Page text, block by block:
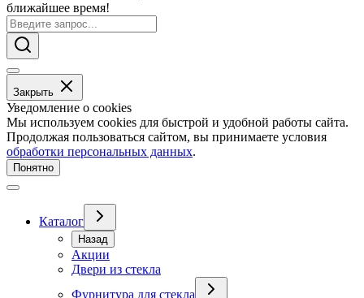
ближайшее время!
Закрыть
Уведомление о cookies
Мы используем cookies для быстрой и удобной работы сайта.
Продолжая пользоваться сайтом, вы принимаете условия
обработки персональных данных.
Понятно
Каталог
Назад
Акции
Двери из стекла
Фурнитура для стекла